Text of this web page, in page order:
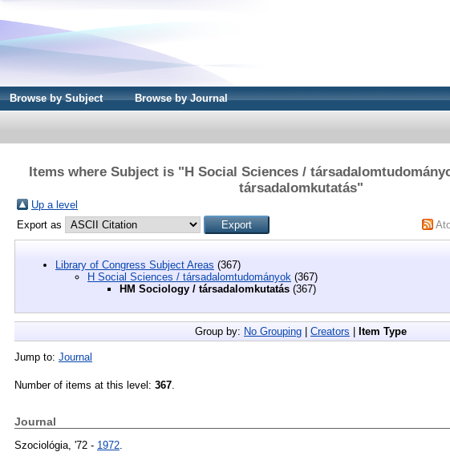
Browse by Subject Browse by Journal
Items where Subject is "H Social Sciences /
társadalomkutatás"
Up a level
Export as
Library of Congress Subject Areas (367)
H Social Sciences / társadalomtudományok (367)
HM Sociology / társadalomkutatás (367)
Group by: No Grouping Creators Item Type
Jump to: Journal
Number of items at this level: 367.
Journal
Szociológia, '72 - 1972.